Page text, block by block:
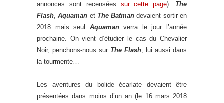
annonces sont recensées sur cette page). The
Flash,Aquaman et The Batman devaient sortir en
2018 mais seul Aquamanverra le jour l’année
prochaine. On vient d’étudier le cas du Chevalier
Noir, penchons-nous sur The Flash, lui aussi dans
la tourmente…
Les aventures du bolide écarlate devaient être
présentées dans moins d’un an (le 16 mars 2018